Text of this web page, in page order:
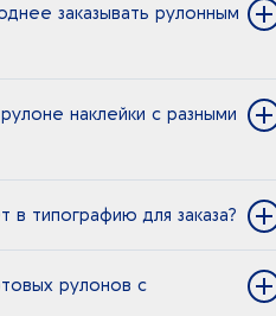
заказывать рулонным
наклейки с разными
в типографию для заказа?
рулонов с